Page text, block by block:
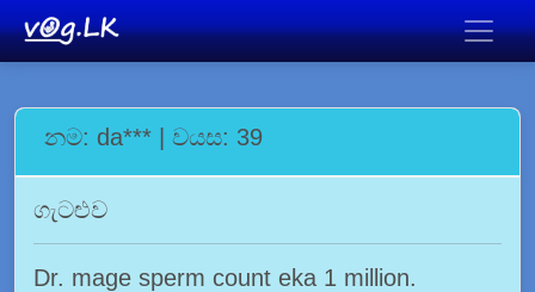
නම: da*** | වයස: 39
ගැටළුව
Dr. mage sperm count eka 1 million.